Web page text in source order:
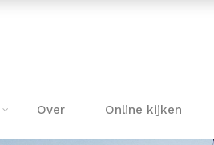
Over Online kijken